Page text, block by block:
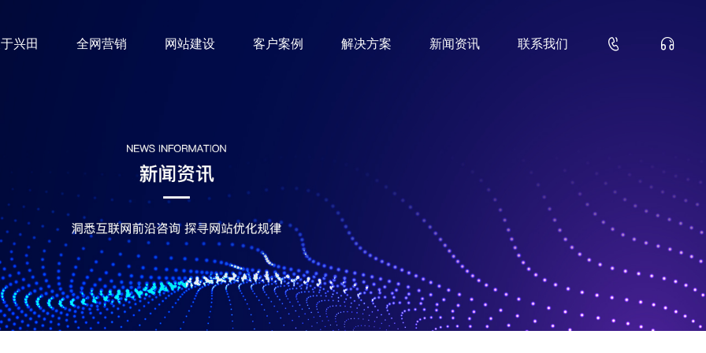
兴田 全网营销 网站建设 客户案例 解决方案 新闻资讯 联系我们  